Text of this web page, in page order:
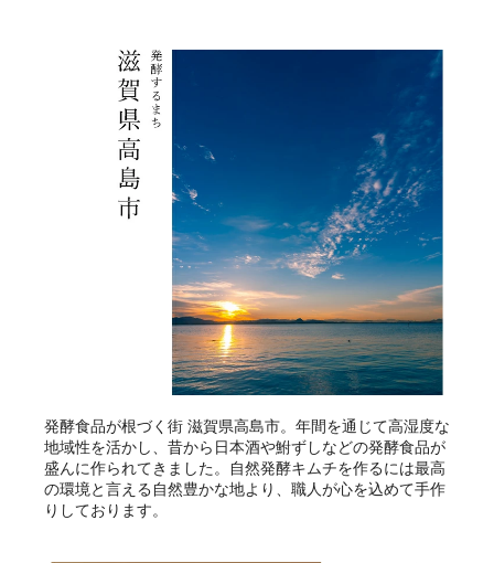
発酵食品が根づく街 滋賀県高島市。年間を通じて高湿度な
地域性を活かし、昔から日本酒や鮒ずしなどの発酵食品が
盛んに作られてきました。自然発酵キムチを作るには最高
の環境と言える自然豊かな地より、職人が心を込めて手作
りしております。